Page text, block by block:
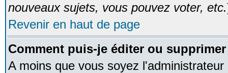
nouveaux sujets, vous pouvez voter, etc.
Revenir en haut de page
Comment puis-je éditer ou
A moins que vous soyez